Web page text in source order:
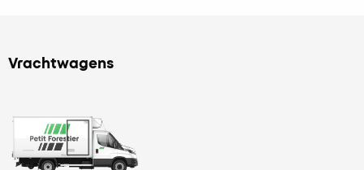
Vrachtwagens